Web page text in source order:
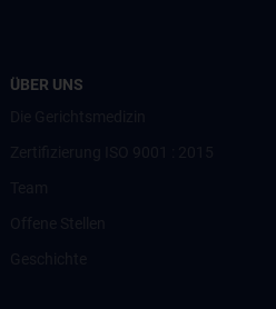
ÜBER UNS